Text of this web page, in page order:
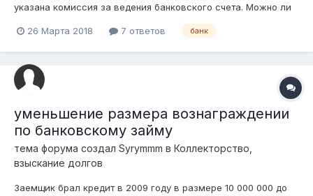
указана комиссия за ведения банковского счета. Можно ли
26 Марта 2018
7 ответов банк
уменьшение размера вознаграждении
по банковскому займу
тема форума создал Syrymmm в Коллекторство,
взыскание долгов
Заемщик брал кредит в 2009 году в размере 10 000 000 до